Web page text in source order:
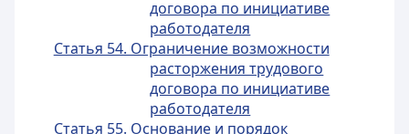
договора по инициативе
работодателя
Статья 54. Ограничение возможности
расторжения трудового
договора по инициативе
работодателя
Статья 55. Основание и порядок